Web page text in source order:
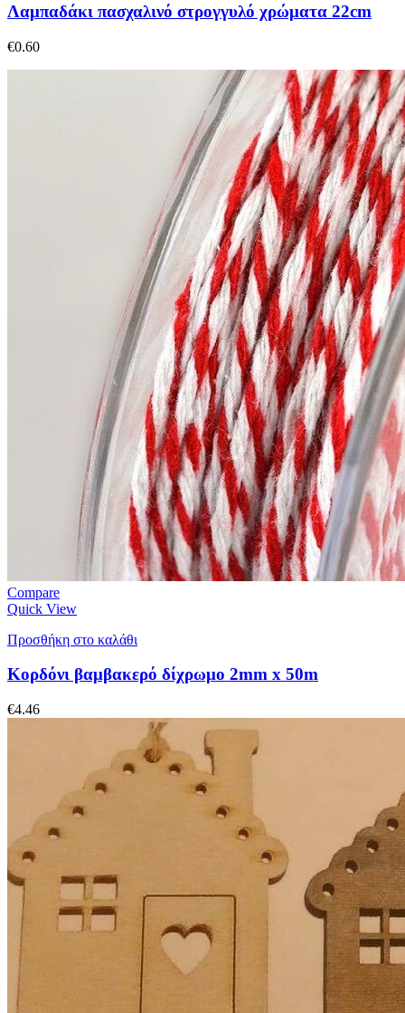
Λαμπαδάκι πασχαλινό στρογγυλό χρώματα 22cm
€0.60
Compare
Quick View
Προσθήκη στο καλάθι
Κορδόνι βαμβακερό δίχρωμο 2mm x 50m
€4.46